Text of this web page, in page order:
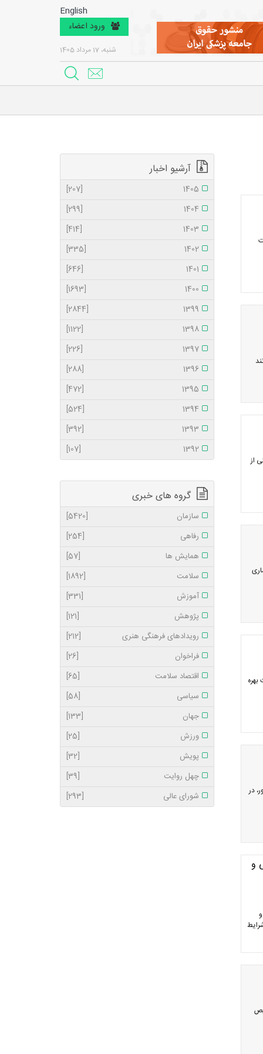
English
ورود اعضاء
شنبه، 17 مرداد 1405
از
کشور، در
و
آرشیو اخبار
1405
[207]
1404
[299]
1403
[414]
1402
[335]
1401
[646]
1400
[1693]
1399
[2844]
1398
[1122]
1397
[226]
1396
[288]
1395
[472]
1394
[524]
1393
[392]
1392
[107]
گروه های خبری
سازمان
[5420]
رفاهی
[254]
همایش ها
[57]
سلامت
[1892]
آموزش
[331]
پژوهش
[121]
رویدادهای فرهنگی هنری
[212]
فراخوان
[26]
اقتصاد سلامت
[65]
سیاسی
[58]
جهان
[133]
ورزش
[25]
پویش
[32]
چهل روایت
[39]
شورای عالی
[293]